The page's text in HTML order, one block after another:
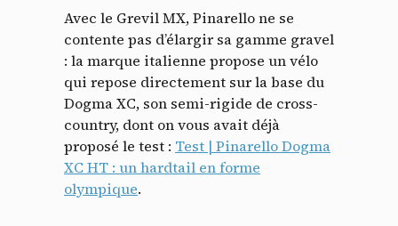
Avec le Grevil MX, Pinarello ne se
contente pas d’élargir sa gamme gravel
: la marque italienne propose un vélo
qui repose directement sur la base du
Dogma XC, son semi-rigide de cross-
country, dont on vous avait déjà
proposé le test : Test | Pinarello Dogma
XC HT : un hardtail en forme
olympique.